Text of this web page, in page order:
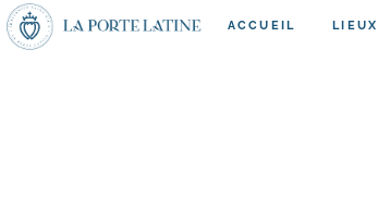
ACCUEIL LIEUX